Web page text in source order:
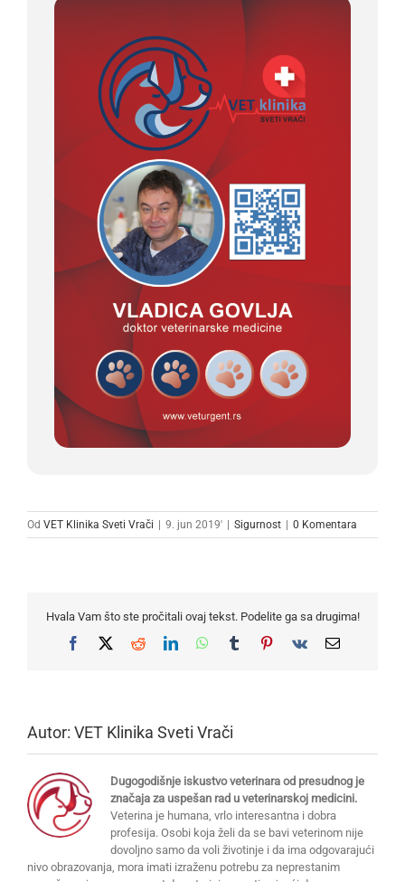
Od VET Klinika Sveti Vrači | 9. jun 2019' | Sigurnost | 0 Komentara
Hvala Vam što ste pročitali ovaj tekst. Podelite ga sa drugima!
Facebook
X RedditLinkedInWhatsApp
TumblrPinterest
Vk Email
Autor: VET Klinika Sveti Vrači
Dugogodišnje iskustvo veterinara od presudnog je
značaja za uspešan rad u veterinarskoj medicini.
Veterina je humana, vrlo interesantna i dobra
profesija. Osobi koja želi da se bavi veterinom nije
dovoljno samo da voli životinje i da ima odgovarajući
nivo obrazovanja, mora imati izraženu potrebu za neprestanim